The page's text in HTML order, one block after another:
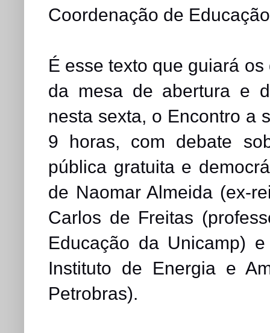
Coordenação de
É esse texto que guiará
da mesa de abertura e
nesta sexta, o Encontro a
9 horas, com debate
pública gratuita e
de Naomar Almeida (ex-
Carlos de Freitas
Educação da Unicamp)
Instituto de Energia e
Petrobras).